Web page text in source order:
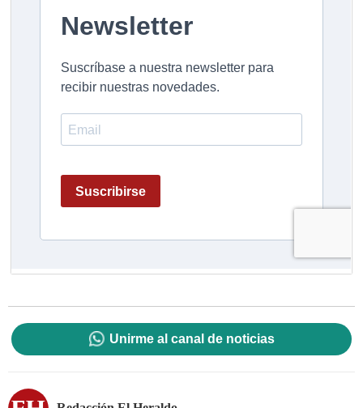
Unirme al canal de noticias